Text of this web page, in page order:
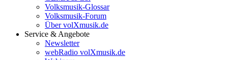
Volksmusik-Glossar
Volksmusik-Forum
Über volXmusik.de
Service & Angebote
Newsletter
webRadio volXmusik.de